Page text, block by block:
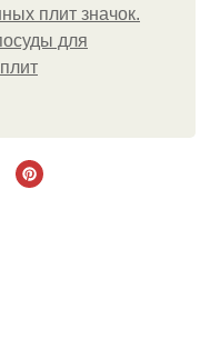
плит значок.
для